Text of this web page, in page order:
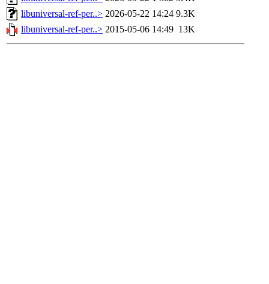
libuniversal-ref-per..> 2026-05-22 14:24 9.3K
libuniversal-ref-per..> 2015-05-06 14:49 13K